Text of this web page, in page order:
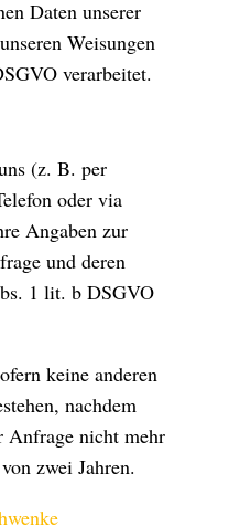
Daten unserer
Weisungen
verarbeitet.
(z. B. per
oder via
Angaben zur
und deren
1 lit. b DSGVO
keine anderen
nachdem
Anfrage nicht mehr
zwei Jahren.